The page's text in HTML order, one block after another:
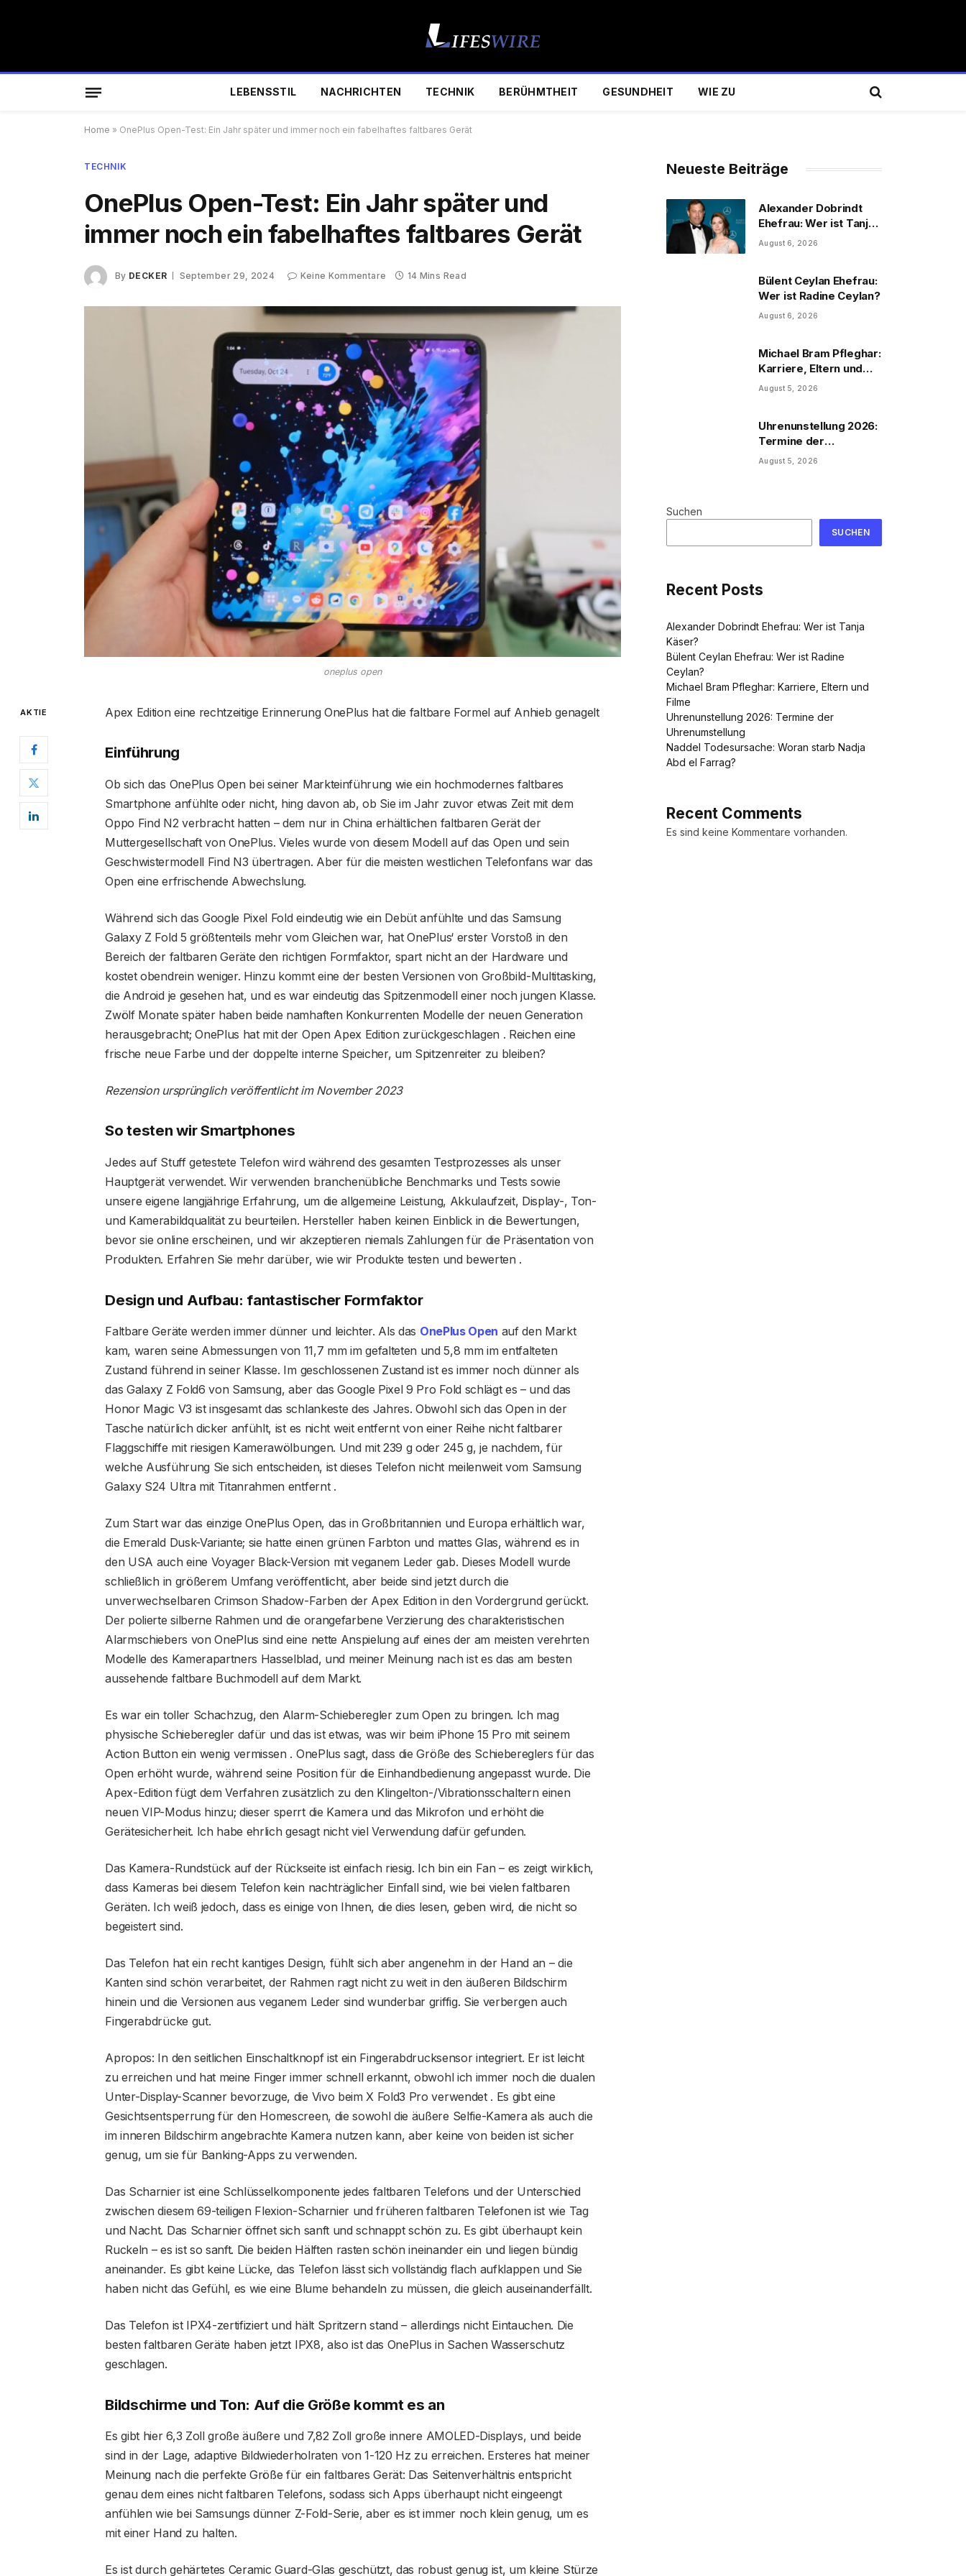
LEBENSSTIL NACHRICHTEN TECHNIK BERÜHMTHEIT GESUNDHEIT WIE ZU
Home » OnePlus Open-Test: Ein Jahr später und immer noch ein fabelhaftes faltbares Gerät
TECHNIK
OnePlus Open-Test: Ein Jahr später und
immer noch ein fabelhaftes faltbares Gerät
By DECKER September 29, 2024 Keine Kommentare 14 Mins Read
oneplus open
AKTIE Apex Edition eine rechtzeitige Erinnerung OnePlus hat die faltbare Formel auf Anhieb genagelt
Einführung
Ob sich das OnePlus Open bei seiner Markteinführung wie ein hochmodernes faltbares
Smartphone anfühlte oder nicht, hing davon ab, ob Sie im Jahr zuvor etwas Zeit mit dem
Oppo Find N2 verbracht hatten – dem nur in China erhältlichen faltbaren Gerät der
Muttergesellschaft von OnePlus. Vieles wurde von diesem Modell auf das Open und sein
Geschwistermodell Find N3 übertragen. Aber für die meisten westlichen Telefonfans war das
Open eine erfrischende Abwechslung.
Während sich das Google Pixel Fold eindeutig wie ein Debüt anfühlte und das Samsung
Galaxy Z Fold 5 größtenteils mehr vom Gleichen war, hat OnePlus‘ erster Vorstoß in den
Bereich der faltbaren Geräte den richtigen Formfaktor, spart nicht an der Hardware und
kostet obendrein weniger. Hinzu kommt eine der besten Versionen von Großbild-Multitasking,
die Android je gesehen hat, und es war eindeutig das Spitzenmodell einer noch jungen Klasse.
Zwölf Monate später haben beide namhaften Konkurrenten Modelle der neuen Generation
herausgebracht; OnePlus hat mit der Open Apex Edition zurückgeschlagen . Reichen eine
frische neue Farbe und der doppelte interne Speicher, um Spitzenreiter zu bleiben?
Rezension ursprünglich veröffentlicht im November 2023
So testen wir Smartphones
Jedes auf Stuff getestete Telefon wird während des gesamten Testprozesses als unser
Hauptgerät verwendet. Wir verwenden branchenübliche Benchmarks und Tests sowie
unsere eigene langjährige Erfahrung, um die allgemeine Leistung, Akkulaufzeit, Display-, Ton-
und Kamerabildqualität zu beurteilen. Hersteller haben keinen Einblick in die Bewertungen,
bevor sie online erscheinen, und wir akzeptieren niemals Zahlungen für die Präsentation von
Produkten. Erfahren Sie mehr darüber, wie wir Produkte testen und bewerten .
Design und Aufbau: fantastischer Formfaktor
Faltbare Geräte werden immer dünner und leichter. Als das OnePlus Open auf den Markt
kam, waren seine Abmessungen von 11,7 mm im gefalteten und 5,8 mm im entfalteten
Zustand führend in seiner Klasse. Im geschlossenen Zustand ist es immer noch dünner als
das Galaxy Z Fold6 von Samsung, aber das Google Pixel 9 Pro Fold schlägt es – und das
Honor Magic V3 ist insgesamt das schlankeste des Jahres. Obwohl sich das Open in der
Tasche natürlich dicker anfühlt, ist es nicht weit entfernt von einer Reihe nicht faltbarer
Flaggschiffe mit riesigen Kamerawölbungen. Und mit 239 g oder 245 g, je nachdem, für
welche Ausführung Sie sich entscheiden, ist dieses Telefon nicht meilenweit vom Samsung
Galaxy S24 Ultra mit Titanrahmen entfernt .
Zum Start war das einzige OnePlus Open, das in Großbritannien und Europa erhältlich war,
die Emerald Dusk-Variante; sie hatte einen grünen Farbton und mattes Glas, während es in
den USA auch eine Voyager Black-Version mit veganem Leder gab. Dieses Modell wurde
schließlich in größerem Umfang veröffentlicht, aber beide sind jetzt durch die
unverwechselbaren Crimson Shadow-Farben der Apex Edition in den Vordergrund gerückt.
Der polierte silberne Rahmen und die orangefarbene Verzierung des charakteristischen
Alarmschiebers von OnePlus sind eine nette Anspielung auf eines der am meisten verehrten
Modelle des Kamerapartners Hasselblad, und meiner Meinung nach ist es das am besten
aussehende faltbare Buchmodell auf dem Markt.
Es war ein toller Schachzug, den Alarm-Schieberegler zum Open zu bringen. Ich mag
physische Schieberegler dafür und das ist etwas, was wir beim iPhone 15 Pro mit seinem
Action Button ein wenig vermissen . OnePlus sagt, dass die Größe des Schiebereglers für das
Open erhöht wurde, während seine Position für die Einhandbedienung angepasst wurde. Die
Apex-Edition fügt dem Verfahren zusätzlich zu den Klingelton-/Vibrationsschaltern einen
neuen VIP-Modus hinzu; dieser sperrt die Kamera und das Mikrofon und erhöht die
Gerätesicherheit. Ich habe ehrlich gesagt nicht viel Verwendung dafür gefunden.
Das Kamera-Rundstück auf der Rückseite ist einfach riesig. Ich bin ein Fan – es zeigt wirklich,
dass Kameras bei diesem Telefon kein nachträglicher Einfall sind, wie bei vielen faltbaren
Geräten. Ich weiß jedoch, dass es einige von Ihnen, die dies lesen, geben wird, die nicht so
begeistert sind.
Das Telefon hat ein recht kantiges Design, fühlt sich aber angenehm in der Hand an – die
Kanten sind schön verarbeitet, der Rahmen ragt nicht zu weit in den äußeren Bildschirm
hinein und die Versionen aus veganem Leder sind wunderbar griffig. Sie verbergen auch
Fingerabdrücke gut.
Apropos: In den seitlichen Einschaltknopf ist ein Fingerabdrucksensor integriert. Er ist leicht
zu erreichen und hat meine Finger immer schnell erkannt, obwohl ich immer noch die dualen
Unter-Display-Scanner bevorzuge, die Vivo beim X Fold3 Pro verwendet . Es gibt eine
Gesichtsentsperrung für den Homescreen, die sowohl die äußere Selfie-Kamera als auch die
im inneren Bildschirm angebrachte Kamera nutzen kann, aber keine von beiden ist sicher
genug, um sie für Banking-Apps zu verwenden.
Das Scharnier ist eine Schlüsselkomponente jedes faltbaren Telefons und der Unterschied
zwischen diesem 69-teiligen Flexion-Scharnier und früheren faltbaren Telefonen ist wie Tag
und Nacht. Das Scharnier öffnet sich sanft und schnappt schön zu. Es gibt überhaupt kein
Ruckeln – es ist so sanft. Die beiden Hälften rasten schön ineinander ein und liegen bündig
aneinander. Es gibt keine Lücke, das Telefon lässt sich vollständig flach aufklappen und Sie
haben nicht das Gefühl, es wie eine Blume behandeln zu müssen, die gleich auseinanderfällt.
Das Telefon ist IPX4-zertifiziert und hält Spritzern stand – allerdings nicht Eintauchen. Die
besten faltbaren Geräte haben jetzt IPX8, also ist das OnePlus in Sachen Wasserschutz
geschlagen.
Bildschirme und Ton: Auf die Größe kommt es an
Es gibt hier 6,3 Zoll große äußere und 7,82 Zoll große innere AMOLED-Displays, und beide
sind in der Lage, adaptive Bildwiederholraten von 1-120 Hz zu erreichen. Ersteres hat meiner
Meinung nach die perfekte Größe für ein faltbares Gerät: Das Seitenverhältnis entspricht
genau dem eines nicht faltbaren Telefons, sodass sich Apps überhaupt nicht eingeengt
anfühlen wie bei Samsungs dünner Z-Fold-Serie, aber es ist immer noch klein genug, um es
mit einer Hand zu halten.
Es ist durch gehärtetes Ceramic Guard-Glas geschützt, das robust genug ist, um kleine Stürze
Neueste Beiträge
Alexander Dobrindt
Ehefrau: Wer ist Tanja
Käser?
August 6, 2026
Bülent Ceylan Ehefrau:
Wer ist Radine Ceylan?
August 6, 2026
Michael Bram Pfleghar:
Karriere, Eltern und
Filme
August 5, 2026
Uhrenunstellung 2026:
Termine der
Uhrenumstellung
August 5, 2026
Suchen
SUCHEN
Recent Posts
Alexander Dobrindt Ehefrau: Wer ist Tanja
Käser?
Bülent Ceylan Ehefrau: Wer ist Radine
Ceylan?
Michael Bram Pfleghar: Karriere, Eltern und
Filme
Uhrenunstellung 2026: Termine der
Uhrenumstellung
Naddel Todesursache: Woran starb Nadja
Abd el Farrag?
Recent Comments
Es sind keine Kommentare vorhanden.